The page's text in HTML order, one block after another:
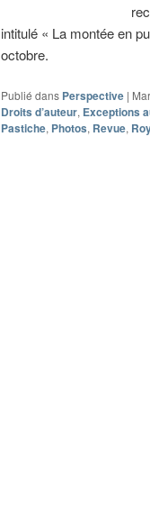
intitulé « La montée en
octobre.
Publié dans Perspective |
Droits d’auteur, Exceptions
Pastiche, Photos, Revue,